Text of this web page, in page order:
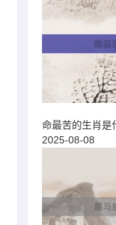
命最苦的生肖是
2025-08-08